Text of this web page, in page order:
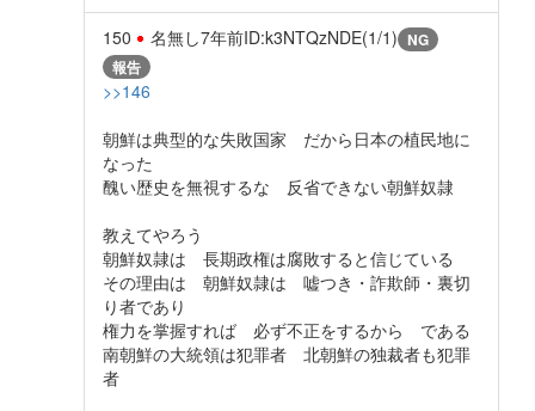
150 名無し7年前ID:k3NTQzNDE(1/1) NG
報告
>>146
朝鮮は典型的な失敗国家 だから日本の植民地に
なった
醜い歴史を無視するな 反省できない朝鮮奴隷
教えてやろう
朝鮮奴隷は 長期政権は腐敗すると信じている
その理由は 朝鮮奴隷は 嘘つき・詐欺師・裏切
り者であり
権力を掌握すれば 必ず不正をするから である
南朝鮮の大統領は犯罪者 北朝鮮の独裁者も犯罪
者